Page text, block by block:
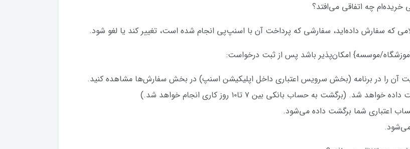
که سفارش داده‌اید، سفارشی که پرداخت آن با اسنپ‌پی انجام شده است، تغییر کند یا لغو شود.
موسسه} امکان‌پذیر باشد پس از ثبت درخواست:
آن را در برنامه (بخش سرویس اعتباری داخل اپلیکیشن اسنپ) در بخش سفارش‌ها مشاهده کنید.
به حساب بانکی بین ۷ تا۱۰ روز کاری انجام خواهد شد.)
اعتباری شما برگشت داده می‌شود.